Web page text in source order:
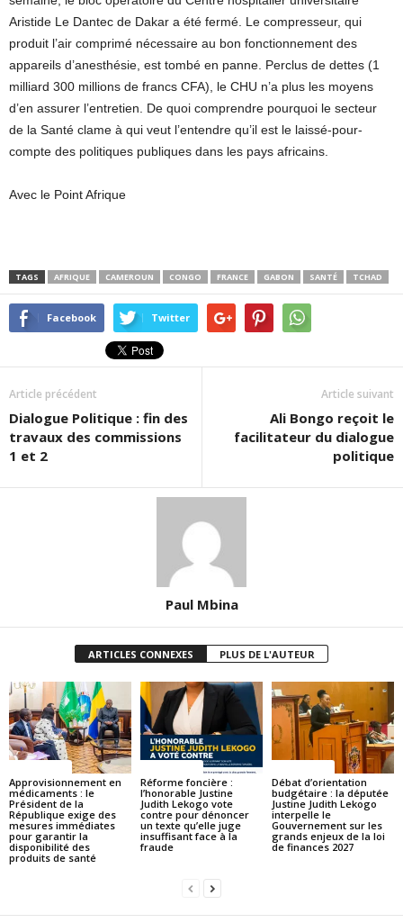
Aristide Le Dantec de Dakar a été fermé. Le compresseur, qui
produit l’air comprimé nécessaire au bon fonctionnement des
appareils d’anesthésie, est tombé en panne. Perclus de dettes (1
milliard 300 millions de francs CFA), le CHU n’a plus les moyens
d’en assurer l’entretien. De quoi comprendre pourquoi le secteur
de la Santé clame à qui veut l’entendre qu’il est le laissé-pour-
compte des politiques publiques dans les pays africains.
Avec le Point Afrique
TAGS AFRIQUE CAMEROUN CONGO FRANCE GABON SANTÉ TCHAD
Facebook Twitter
Article précédent
Dialogue Politique : fin des
travaux des commissions
1 et 2
Article suivant
Ali Bongo reçoit le
facilitateur du dialogue
politique
Paul Mbina
ARTICLES CONNEXES PLUS DE L'AUTEUR
Approvisionnement en
médicaments : le
Président de la
République exige des
mesures immédiates
pour garantir la
disponibilité des
produits de santé
Réforme foncière :
l’honorable Justine
Judith Lekogo vote
contre pour dénoncer
un texte qu’elle juge
insuffisant face à la
fraude
Débat d’orientation
budgétaire : la députée
Justine Judith Lekogo
interpelle le
Gouvernement sur les
grands enjeux de la loi
de finances 2027